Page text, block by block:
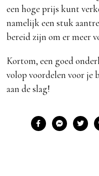
een hoge prijs kunt
namelijk een stuk
bereid zijn om er meer
Kortom, een goed
volop voordelen voor je
aan de slag!